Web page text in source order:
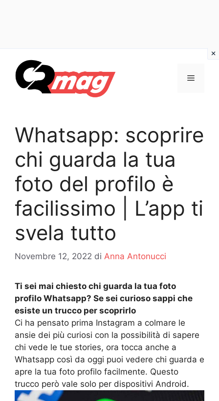
contenuto
Menu
Whatsapp: scoprire
chi guarda la tua
foto del profilo è
facilissimo | L’app ti
svela tutto
Novembre 12, 2022 di Anna Antonucci
Ti sei mai chiesto chi guarda la tua foto
profilo Whatsapp? Se sei curioso sappi che
esiste un trucco per scoprirlo
Ci ha pensato prima Instagram a colmare le
ansie dei più curiosi con la possibilità di sapere
chi vede le tue stories, ora tocca anche a
Whatsapp così da oggi puoi vedere chi guarda e
apre la tua foto profilo facilmente. Questo
trucco però vale solo per dispositivi Android.